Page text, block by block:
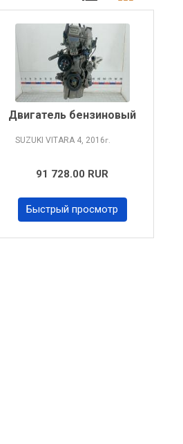
Двигатель бензиновый
SUZUKI VITARA 4, 2016г.
91 728.00 RUR
Быстрый просмотр